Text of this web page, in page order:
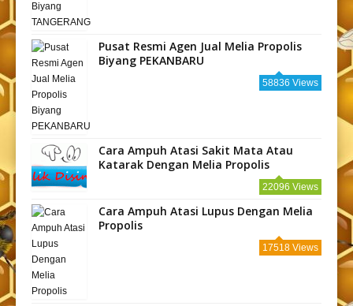
Pusat Resmi Agen Jual Melia Propolis
Biyang PEKANBARU
58836 Views
Cara Ampuh Atasi Sakit Mata Atau
Katarak Dengan Melia Propolis
22096 Views
Cara Ampuh Atasi Lupus Dengan Melia
Propolis
17518 Views